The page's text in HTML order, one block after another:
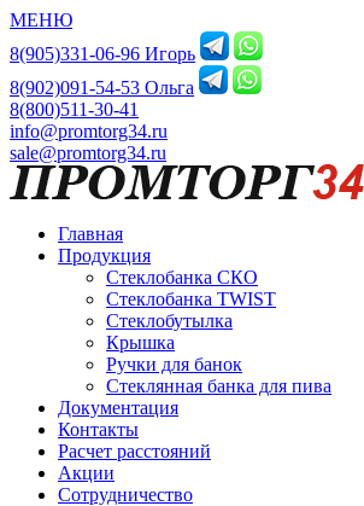
МЕНЮ
8(905)331-06-96 Игорь
8(902)091-54-53 Ольга
8(800)511-30-41
info@promtorg34.ru
sale@promtorg34.ru
Главная
Продукция
Стеклобанка СКО
Стеклобанка TWIST
Стеклобутылка
Крышка
Ручки для банок
Стеклянная банка для пива
Документация
Контакты
Расчет расстояний
Акции
Сотрудничество